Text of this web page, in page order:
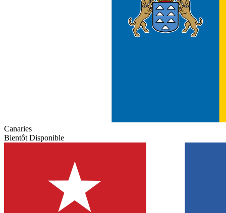
Canaries
Bientôt Disponible